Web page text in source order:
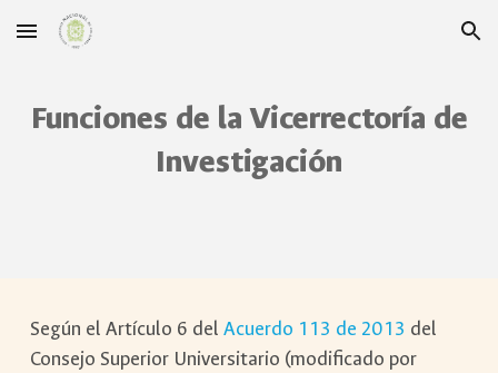
Skip to main content Skip to navigation
Funciones de la Vicerrectoría de
Investigación
Según el Artículo 6 delAcuerdo 113 de 2013 del
Consejo Superior Universitario (modificado por